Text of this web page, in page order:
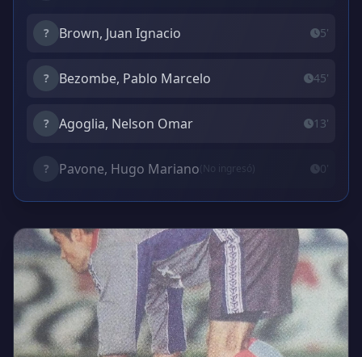
? Brown, Juan Ignacio 5'
? Bezombe, Pablo Marcelo 45'
? Agoglia, Nelson Omar 13'
? Pavone, Hugo Mariano(No ingresó) 0'